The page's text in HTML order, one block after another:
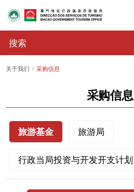
关于我们 采购信息
采购信息
旅游基金 旅游局
行政当局投资与开发开支计划